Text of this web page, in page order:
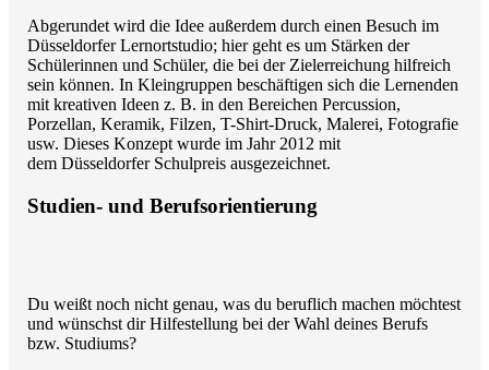
Abgerundet wird die Idee außerdem durch einen Besuch im
Düsseldorfer Lernortstudio; hier geht es um Stärken der
Schülerinnen und Schüler, die bei der Zielerreichung hilfreich
sein können. In Kleingruppen beschäftigen sich die Lernenden
mit kreativen Ideen z. B. in den Bereichen Percussion,
Porzellan, Keramik, Filzen, T-Shirt-Druck, Malerei, Fotografie
usw. Dieses Konzept wurde im Jahr 2012 mit
dem Düsseldorfer Schulpreis ausgezeichnet.
Studien- und Berufsorientierung
Du weißt noch nicht genau, was du beruflich machen möchtest
und wünschst dir Hilfestellung bei der Wahl deines Berufs
bzw. Studiums?